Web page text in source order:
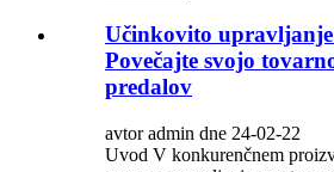
Učinkovito
Povečajte svojo
predalov
avtor admin dne 24-02-22
Uvod V konkurenčnem